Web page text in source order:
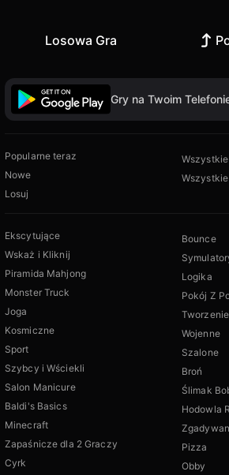
Losowa Gra
Gry na Twoim
Popularne teraz
Nowe
Losuj
Ekscytujące
Wskaż i Kliknij
Piramida Mahjong
Monster Truck
Joga
Kosmiczne
Sport
Szybcy i Wściekli
Salon Manicure
Baldi's Basics
Minecraft
Zapaśnicze dla 2 Graczy
Cyrk
Bounce
Logika
Pokój Z
Tworzenie
Wojenne
Szalone
Broń
Ślimak
Hodowla
Pizza
Obby